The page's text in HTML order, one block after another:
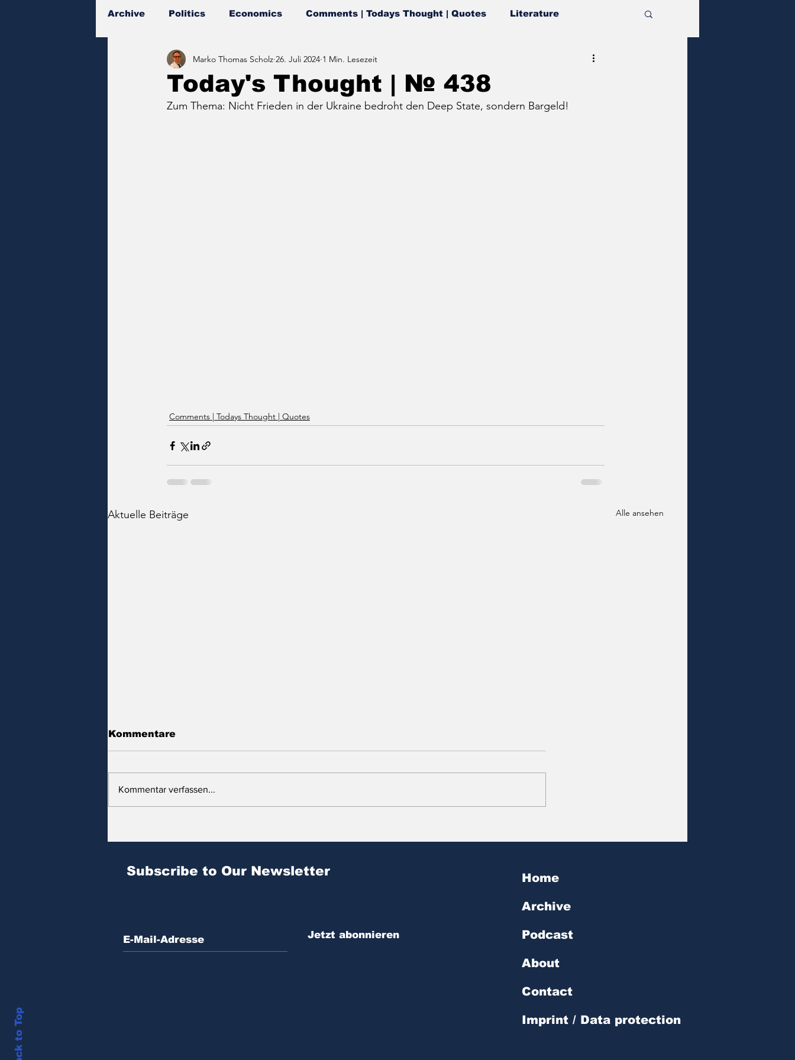
Archive Politics Economics Comments | Todays Thought | Quotes Literature
Documents
Today's Thought | № 438
Marko Thomas Scholz 26. Juli 2024 1 Min. Lesezeit
Zum Thema: Nicht Frieden in der Ukraine bedroht den Deep State, sondern Bargeld!
Comments | Todays Thought | Quotes
Aktuelle Beiträge Alle ansehen
Kommentare
Kommentar verfassen...
Back to Top
Subscribe to Our Newsletter
Jetzt abonnieren
Home
Archive
Podcast
About
Contact
Imprint / Data protection